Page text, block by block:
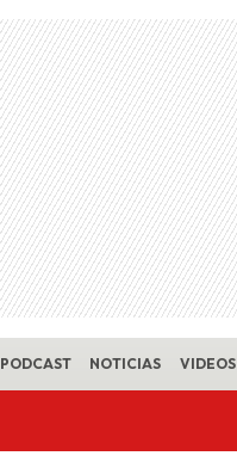
PODCAST NOTICIAS VIDEOS